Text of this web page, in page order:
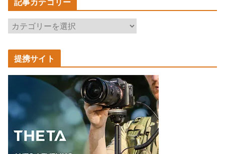
記事カテゴリー
記
カ
テ
ゴ
ー
提携サイト